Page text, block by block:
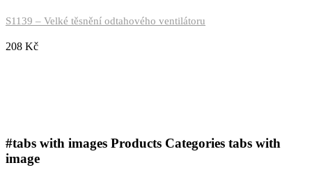
S1139 – Velké těsnění odtahového ventilátoru
208 Kč
#tabs with images Products Categories tabs with
image